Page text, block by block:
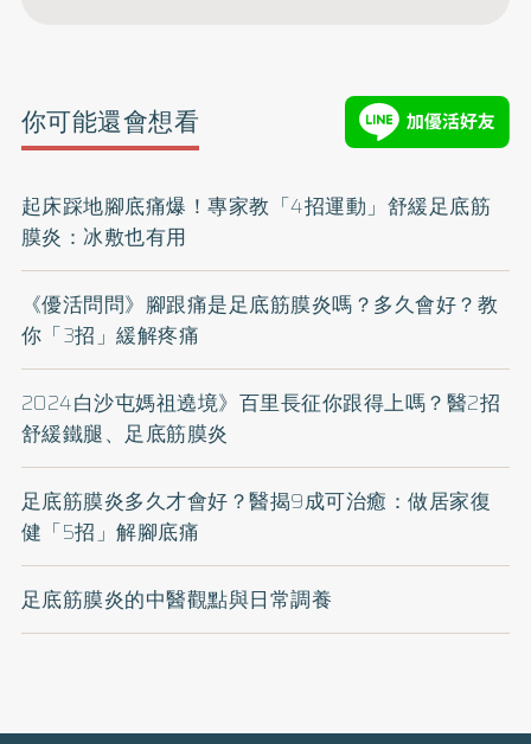
你可能還會想看
起床踩地腳底痛爆！專家教「4招運動」舒緩足底筋
膜炎：冰敷也有用
《優活問問》腳跟痛是足底筋膜炎嗎？多久會好？教
你「3招」緩解疼痛
2024白沙屯媽祖遶境》百里長征你跟得上嗎？醫2招
舒緩鐵腿、足底筋膜炎
足底筋膜炎多久才會好？醫揭9成可治癒：做居家復
健「5招」解腳底痛
足底筋膜炎的中醫觀點與日常調養